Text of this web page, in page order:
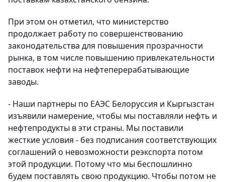
При этом он отметил, что министерство
продолжает работу по совершенствованию
законодательства для повышения прозрачности
рынка, в том числе повышению привлекательности
поставок нефти на нефтеперерабатывающие
заводы.
- Наши партнеры по ЕАЭС Белоруссия и Кыргызстан
изъявили намерение, чтобы мы поставляли нефть и
нефтепродукты в эти страны. Мы поставили
жесткие условия - без подписания соответствующих
соглашений о невозможности реэкспорта потом
этой продукции. Потому что мы беспошлинно
будем поставлять свою продукцию. Чтобы потом не